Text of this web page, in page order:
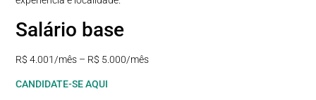
Salário base
R$ 4.001/mês – R$ 5.000/mês
CANDIDATE-SE AQUI